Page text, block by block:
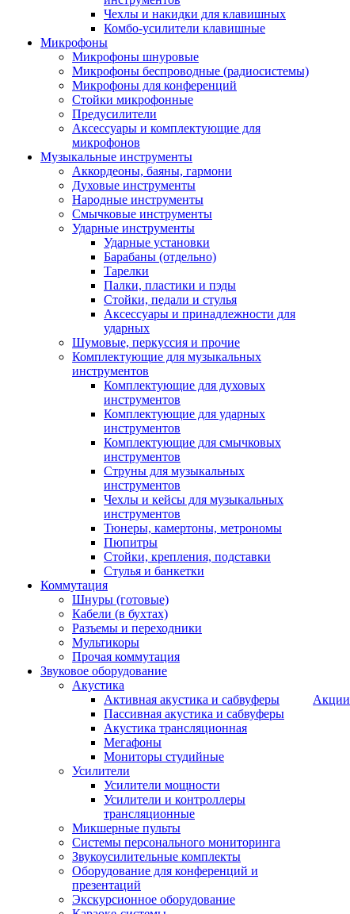
Чехлы и накидки для клавишных
Комбо-усилители клавишные
Микрофоны
Микрофоны шнуровые
Микрофоны беспроводные (радиосистемы)
Микрофоны для конференций
Стойки микрофонные
Предусилители
Аксессуары и комплектующие для
микрофонов
Музыкальные инструменты
Аккордеоны, баяны, гармони
Духовые инструменты
Народные инструменты
Смычковые инструменты
Ударные инструменты
Ударные установки
Барабаны (отдельно)
Тарелки
Палки, пластики и пэды
Стойки, педали и стулья
Аксессуары и принадлежности для
ударных
Шумовые, перкуссия и прочие
Комплектующие для музыкальных
инструментов
Комплектующие для духовых
инструментов
Комплектующие для ударных
инструментов
Комплектующие для смычковых
инструментов
Струны для музыкальных
инструментов
Чехлы и кейсы для музыкальных
инструментов
Тюнеры, камертоны, метрономы
Пюпитры
Стойки, крепления, подставки
Стулья и банкетки
Коммутация
Шнуры (готовые)
Кабели (в бухтах)
Разъемы и переходники
Мультикоры
Прочая коммутация
Звуковое оборудование
Акустика
Активная акустика и сабвуферы
Пассивная акустика и сабвуферы
Акустика трансляционная
Мегафоны
Мониторы студийные
Усилители
Усилители мощности
Усилители и контроллеры
трансляционные
Микшерные пульты
Системы персонального мониторинга
Звукоусилительные комплекты
Оборудование для конференций и
презентаций
Экскурсионное оборудование
Акции